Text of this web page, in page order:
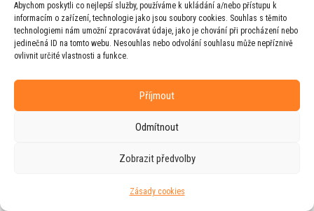
Abychom poskytli co nejlepší služby, používáme k ukládání a/nebo přístupu k
informacím o zařízení, technologie jako jsou soubory cookies. Souhlas s těmito
technologiemi nám umožní zpracovávat údaje, jako je chování při procházení nebo
jedinečná ID na tomto webu. Nesouhlas nebo odvolání souhlasu může nepříznivě
ovlivnit určité vlastnosti a funkce.
Příjmout
Odmítnout
Zobrazit předvolby
Zásady cookies
Horeckého
Web vytvořila firmaRUDIve spolupráci s
agenturou